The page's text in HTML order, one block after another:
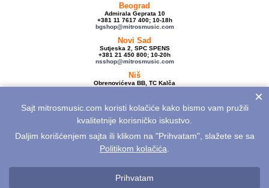
Beograd
Admirala Geprata 10
+381 11 7617 400; 10-18h
bgshop@mitrosmusic.com
Novi Sad
Sutjeska 2, SPC SPENS
+381 21 450 800; 10-20h
nsshop@mitrosmusic.com
Niš
Obrenovićeva BB, TC Kalča
Veleprodaja
Admirala Geprata 10,
Beograd
info@mitrosmusic.com
×
Sajt mitrosmusic.com koristi kolačiće kako bismo vam pružili
kvalitetnije korisničko iskustvo.
Daljim korišćenjem sajta ili klikom na "Prihvatam", slažete se sa
Politikom kolačića
Prihvatam